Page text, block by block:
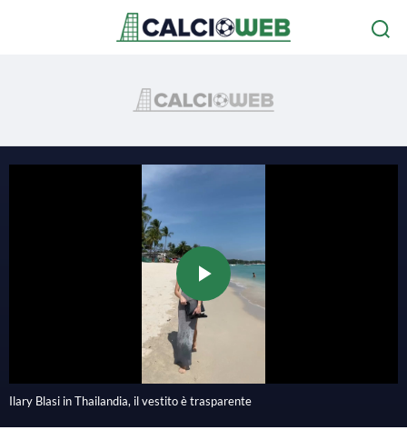
P
a
Ilary Blasi in Thailandia, il vestito è trasparente